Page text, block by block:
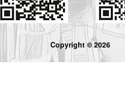
Copyright © 2026